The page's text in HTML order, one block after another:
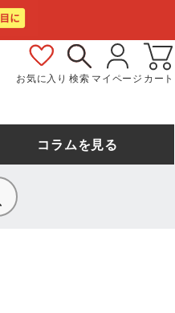
お気に入り 検索 マイページ カート
コラムを見る